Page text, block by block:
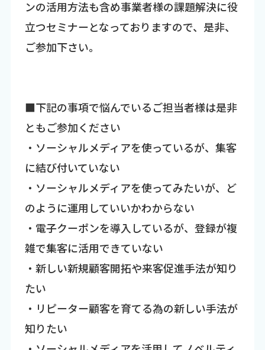
ンの活用方法も含め事業者様の課題解決に役
立つセミナーとなっておりますので、是非、
ご参加下さい。
■下記の事項で悩んでいるご担当者様は是非
ともご参加ください
・ソーシャルメディアを使っているが、集客
に結び付いていない
・ソーシャルメディアを使ってみたいが、ど
のように運用していいかわからない
・電子クーポンを導入しているが、登録が複
雑で集客に活用できていない
・新しい新規顧客開拓や来客促進手法が知り
たい
・リピーター顧客を育てる為の新しい手法が
知りたい